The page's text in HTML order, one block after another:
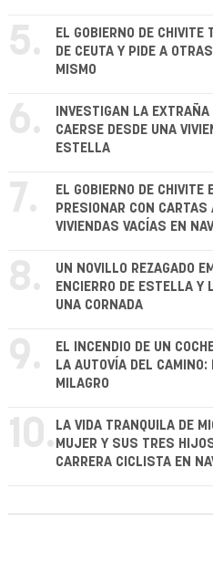
5.
EL GOBIERNO DE
DE CEUTA Y PIDE A
MISMO
6.
INVESTIGAN LA
CAERSE DESDE UNA
ESTELLA
7.
EL GOBIERNO DE
PRESIONAR CON
VIVIENDAS VACÍAS EN
8.
UN NOVILLO REZAGADO
ENCIERRO DE ESTELLA Y
UNA CORNADA
9.
EL INCENDIO DE UN
LA AUTOVÍA DEL
MILAGRO
10. LA VIDA TRANQUILA DE
MUJER Y SUS TRES
CARRERA CICLISTA EN